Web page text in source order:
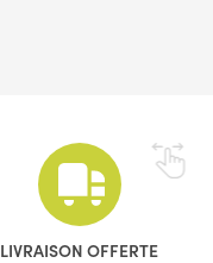
(1 avis)
LIVRAISON OFFERTE